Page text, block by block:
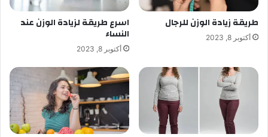
طريقة زيادة الوزن للرجال
أكتوبر 8, 2023
اسرع طريقة لزيادة الوزن عند
النساء
أكتوبر 8, 2023